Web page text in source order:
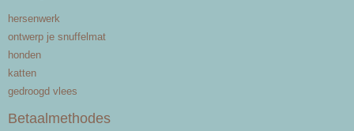
hersenwerk
ontwerp je snuffelmat
honden
katten
gedroogd vlees
Betaalmethodes